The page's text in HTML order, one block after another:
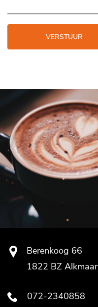
VERSTUUR
Berenkoog 66
1822 BZ Alkmaar
072-2340858